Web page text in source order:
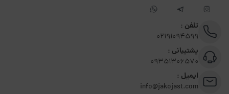
تلفن :
02191094599
پشتیبانی :
09351306570
ایمیل :
info@jakojast.com